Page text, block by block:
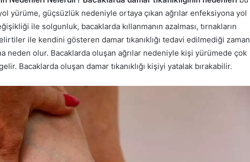
yol yürüme, güçsüzlük nedeniyle ortaya çıkan ağrılar enfeksiyona yol
ile solgunluk, bacaklarda kıllanmanın azalması, tırnakların
ile kendini gösteren damar tıkanıklığı tedavi edilmediği zaman
neden olur. Bacaklarda oluşan ağrılar nedeniyle kişi yürümede çok
Bacaklarda oluşan damar tıkanıklığı kişiyi yatalak bırakabilir.